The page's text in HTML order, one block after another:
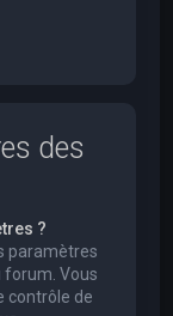
des
?
paramètres
forum. Vous
contrôle de